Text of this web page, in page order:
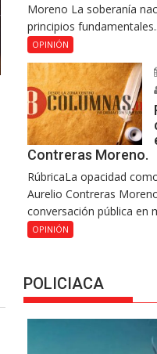
Moreno La soberanía
principios
OPINIÓN
Contreras Moreno.
RúbricaLa opacidad
Aurelio Contreras
conversación pública en
OPINIÓN
POLICIACA